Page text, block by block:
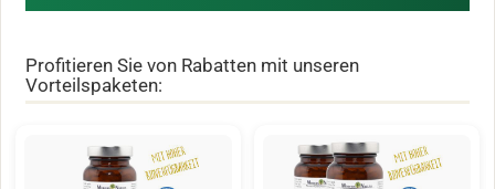
Profitieren Sie von Rabatten mit unseren
Vorteilspaketen: